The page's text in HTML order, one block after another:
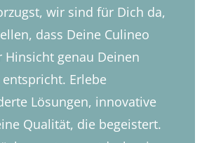
wir sind für Dich da,
dass Deine Culineo
Hinsicht genau Deinen
Erlebe
Lösungen, innovative
Qualität, die begeistert.